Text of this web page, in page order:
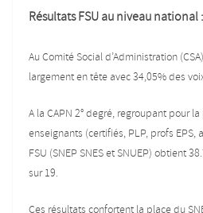
Résultats FSU au niveau national :
Au Comité Social d’Administration
largement en tête avec 34,05% des
A la CAPN 2° degré, regroupant pour
enseignants (certifiés, PLP, profs EPS,
FSU (SNEP SNES et SNUEP) obtient
sur 19.